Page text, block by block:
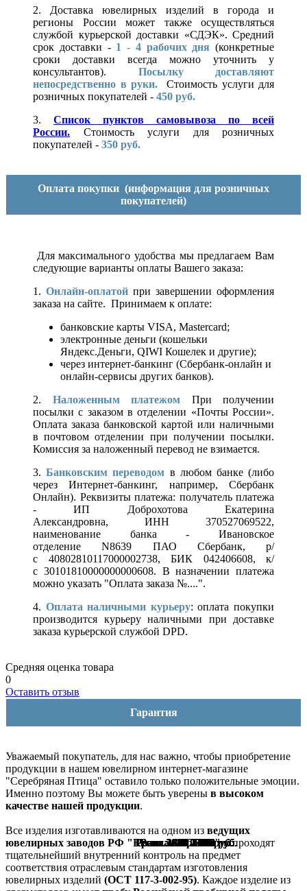
Розн.:2910 2 183руб.
Розн.:3600 2 700руб.
Розн.:3600 2 700руб.
Розн.:3600 2 700руб.
Розн.:3600 2 700руб.
Розн.:3570 2 678руб.
Розн.:3570 2 678руб.
Розн.:3570 2 678руб.
Розн.:1880 1 410руб.
Розн.:1100 825руб.
Розн.:1880 1 410руб.
Розн.:1100 825руб.
Розн.:1100 825руб.
Розн.:1100 825руб.
Розн.:1000 750руб.
Розн.:1480 1 110руб.
Розн.:2230 1 673руб.
Розн.:1480 1 110руб.
Розн.:1480 1 110руб.
Розн.:1480 1 110руб.
Розн.:1350 1 013руб.
2. Доставка ювелирных изделий в города и
регионы России может также осуществляться
службой курьерской доставки «СДЭК». Средний
срок доставки - 1 - 4 рабочих дня (конкретные
сроки доставки всегда можно уточнить у
консультантов). Посылку доставляют
непосредственно в руки.
Стоимость услуги для
розничных покупателей - 450 руб.
3. Список пунктов самовывоза по всей
России.
Стоимость услуги для розничных
покупателей - 350 руб.
Оплата покупки (информация для розничных
покупателей)
Для максимального удобства мы предлагаем Вам
следующие варианты оплаты Вашего заказа:
1. Онлайн-оплатой при завершении оформления
заказа на сайте. Принимаем к оплате:
банковские карты VISA, Mastercard;
электронные деньги (кошельки
Яндекс.Деньги, QIWI Кошелек и другие);
через интернет-банкинг (Сбербанк-онлайн и
онлайн-сервисы других банков).
2. Наложенным платежом При получении
посылки с заказом в отделении «Почты России».
Оплата заказа банковской картой или наличными
в почтовом отделении при получении посылки.
Комиссия за наложенный перевод не взимается.
3.Банковским переводом в любом банке (либо
через Интернет-банкинг, например, Сбербанк
Онлайн). Реквизиты платежа: получатель платежа
- ИП Доброхотова Екатерина
Александровна, ИНН 370527069522,
наименование банка - Ивановское
отделение N8639 ПАО Сбербанк, р/
с 40802810117000002738, БИК 042406608, к/
с 30101810000000000608. В назначении платежа
можно указать "Оплата заказа №....".
4. Оплата наличными курьеру: оплата покупки
производится курьеру наличными при доставке
заказа курьерской службой DPD.
Средняя оценка товара
0
Оставить отзыв
Гарантия
Уважаемый покупатель, для нас важно, чтобы приобретение
продукции в нашем ювелирном интернет-магазине
"Серебряная Птица" оставило только положительные эмоции.
Именно поэтому Вы можете быть уверены в высоком
качестве нашей продукции.
Все изделия изготавливаются на одном из ведущих
ювелирных заводов РФ "Красная Пресня"и проходят
тщательнейший внутренний контроль на предмет
соответствия отраслевым стандартам изготовления
ювелирных изделий (ОСТ 117-3-002-95). Каждое изделие из